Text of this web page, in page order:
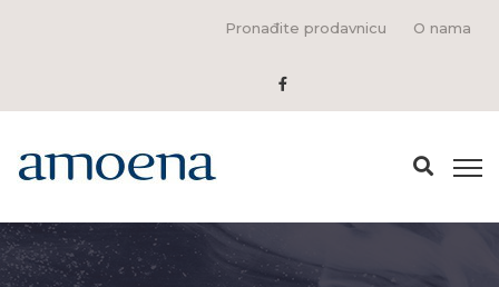
Pronađite prodavnicu O nama